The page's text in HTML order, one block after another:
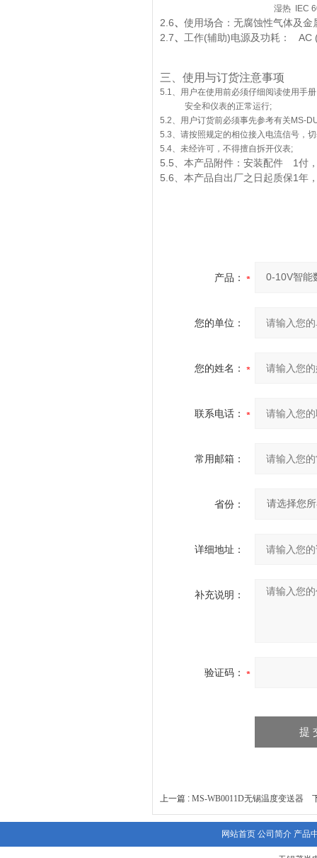
湿热 IEC
2. 6、 使用场合：无腐蚀性气体及金
2.7、 工作(辅助)电源及功耗： AC
三、使用与订货注意事项
5.1、用户在使用前必须仔细阅读使用手
安全和仪表的正常运行;
5.2、用户订货前必须事先参考有关 MS-
5.3、请按照规定的相位接入电流信号，
5.4、未经许可，不得擅自拆开仪表;
5.5、本产品附件：安装配件 1 付
5.6、本产品自出厂之日起质保1 年
产品：
您的单位：
您的姓名：
联系电话：
常用邮箱：
省份：
详细地址：
补充说明：
验证码：
上一篇 : MS-WB0011D无锡温度变送器
网站首页 公司简介 产品